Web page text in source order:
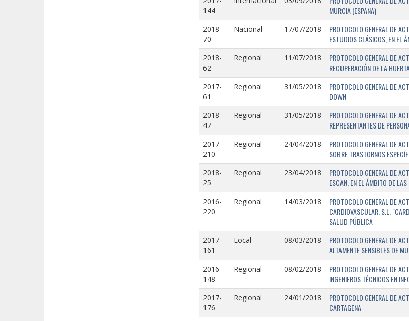
144
MURCIA (ESPAÑA)
2018-
70
Nacional 17/07/2018
PROTOCOLO GENERAL DE
ESTUDIOS CLÁSICOS, EN EL
2018-
62
Regional 11/07/2018
PROTOCOLO GENERAL DE
RECUPERACIÓN DE LA
2017-
61
Regional 31/05/2018
PROTOCOLO GENERAL DE
DOWN
2018-
47
Regional 31/05/2018
PROTOCOLO GENERAL DE
REPRESENTANTES DE
2017-
210
Regional 24/04/2018
PROTOCOLO GENERAL DE
SOBRE TRASTORNOS
2018-
25
Regional 23/04/2018
PROTOCOLO GENERAL DE
ESCAN, EN EL ÁMBITO DE
2016-
220
Regional 14/03/2018
PROTOCOLO GENERAL DE
CARDIOVASCULAR, S.L.
SALUD PÚBLICA
2017-
161
Local 08/03/2018
PROTOCOLO GENERAL DE
ALTAMENTE SENSIBLES DE
2016-
148
Regional 08/02/2018
PROTOCOLO GENERAL DE
INGENIEROS TÉCNICOS EN
2017-
176
Regional 24/01/2018
PROTOCOLO GENERAL DE
CARTAGENA